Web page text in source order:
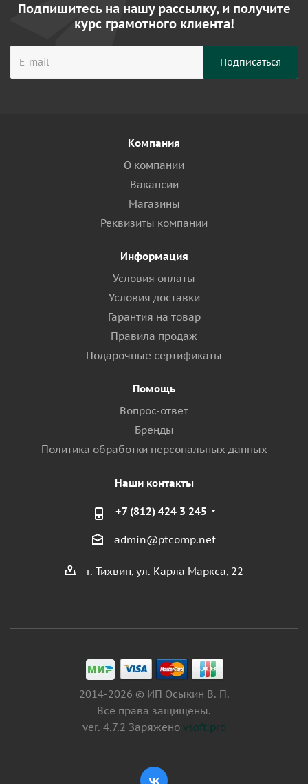
Подпишитесь на нашу рассылку, и получите
курс грамотного клиента!
Компания
О компании
Вакансии
Магазины
Реквизиты компании
Информация
Условия оплаты
Условия доставки
Гарантия на товар
Правила продаж
Подарочные сертификаты
Помощь
Вопрос-ответ
Бренды
Политика обработки персональных данных
Наши контакты
+7 (812) 424 3 245
admin@ptcomp.net
г. Тихвин, ул. Карла Маркса, 22
2014-2026 © ИП Осыкин В. П.
Все права защищены.
ver. 4.7.2 Заряжено vsoft.pro